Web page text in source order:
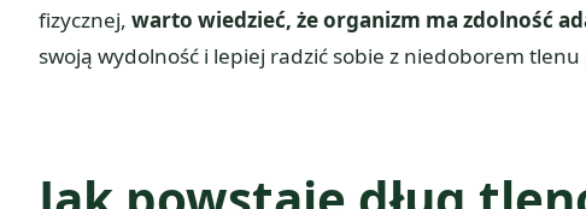
fizycznej, warto wiedzieć, że organizm ma zdolność
swoją wydolność i lepiej radzić sobie z niedoborem tlenu